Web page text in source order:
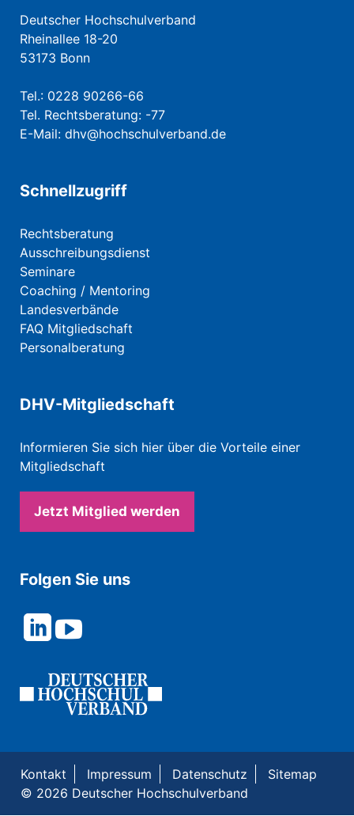
Deutscher Hochschulverband
Rheinallee 18-20
53173 Bonn
Tel.: 0228 90266-66
Tel. Rechtsberatung: -77
E-Mail: dhv@hochschulverband.de
Schnellzugriff
Rechtsberatung
Ausschreibungsdienst
Seminare
Coaching / Mentoring
Landesverbände
FAQ Mitgliedschaft
Personalberatung
DHV-Mitgliedschaft
Informieren Sie sich hier über die Vorteile einer
Mitgliedschaft
Jetzt Mitglied werden
Folgen Sie uns
Kontakt Impressum Datenschutz
Sitemap
© 2026 Deutscher Hochschulverband